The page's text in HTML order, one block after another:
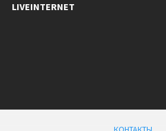
LIVEINTERNET